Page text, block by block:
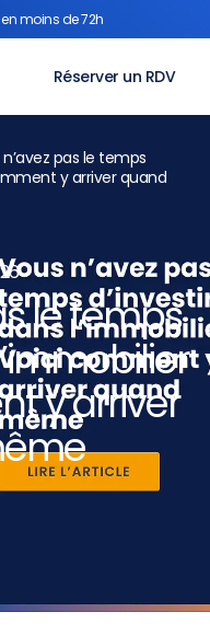
moins de 72h
Réserver un RDV
n’avez pas le temps
y arriver quand
le temps
y arriver